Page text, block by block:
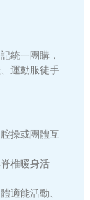
統一團購，
運動服徒手
操或團體互
椎暖身活
適能活動、